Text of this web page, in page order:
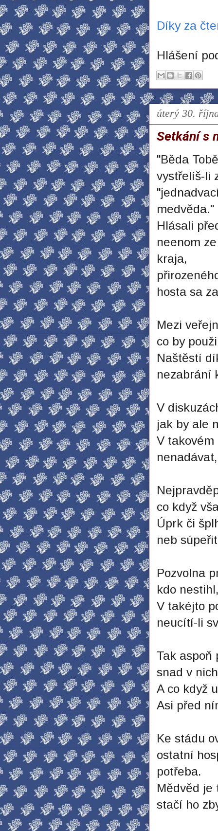
Díky za
Hlášení
úterý 30.
Setkání s
"Běda
vystřelíš-li
medvěda."
Hlásali
neenom
kraja,
hosta sa
Mezi
co by
Naštěstí
nezabrání
V
jak by ale
V
co když
Úprk či
neb
Pozvolna
kdo
V takéjto
neucítí-li
Tak aspoň
snad v
A co když
Asi před
Ke stádu
ostatní
potřeba.
Mědvěd je
stačí ho